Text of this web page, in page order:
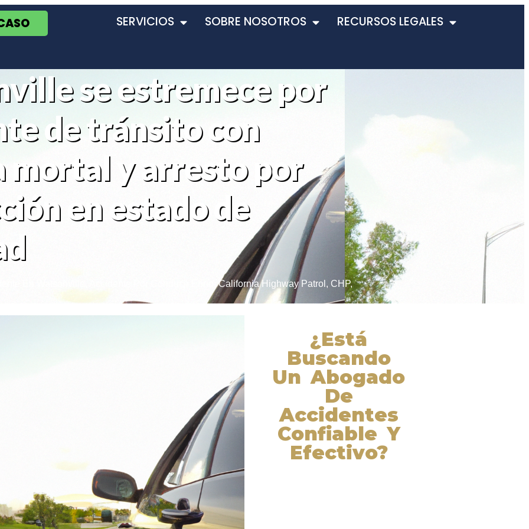
SERVICIOS SOBRE NOSOTROS RECURSOS LEGALES
se estremece por
de tránsito con
mortal y arresto por
en estado de
,California Highway Patrol , CHP,
¿Está
Buscando
Un Abogado
De
Accidentes
Confiable Y
Efectivo?